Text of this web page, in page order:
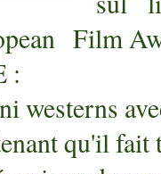
Film
:
westerns
qu'il fait